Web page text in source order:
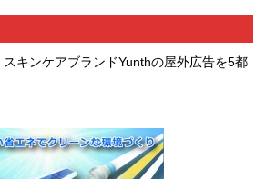
スキンケアブランドYunthの屋外広告を5都